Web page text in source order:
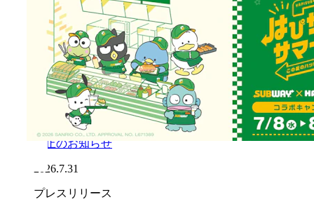
お知らせ
「サマーバッグ」沖縄県内3店舗での販売開始延
期のお知らせ（※8月7日時点）
2026.8.7
お知らせ
「令和8年熊本地震」の影響による一部店舗営業
休止のお知らせ
2026.7.31
プレスリリース